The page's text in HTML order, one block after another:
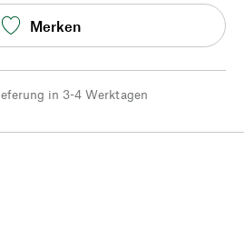
Merken
in 3-4 Werktagen